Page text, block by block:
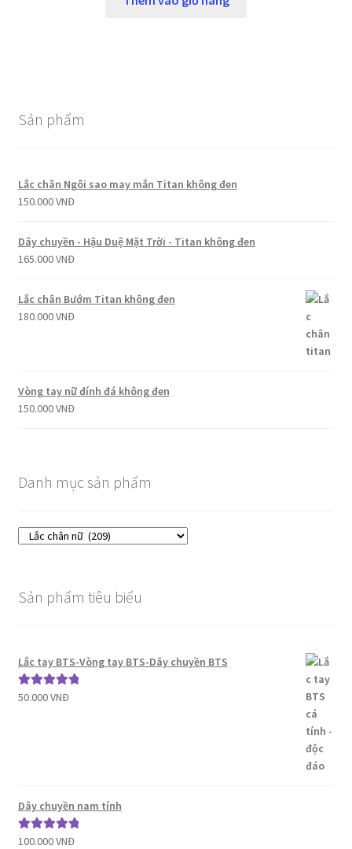
Sản phẩm
Lắc chân Ngôi sao may mắn Titan không đen
150.000VNĐ
Dây chuyền - Hậu Duệ Mặt Trời - Titan không đen
165.000VNĐ
Lắc chân Bướm Titan không đen
180.000VNĐ
Vòng tay nữ đính đá không đen
150.000VNĐ
Danh mục sản phẩm
Sản phẩm tiêu biểu
Lắc tay BTS-Vòng tay BTS-Dây chuyền BTS
Được xếp
50.000VNĐ
Dây chuyền nam tính
Được xếp
100.000VNĐ